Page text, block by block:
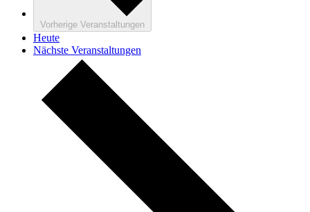
Vorherige Veranstaltungen
Heute
Nächste Veranstaltungen